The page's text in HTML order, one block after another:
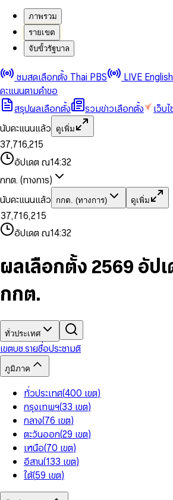
ภาพรวม
รายเขต
จับขั้วรัฐบาล
ชมสดเลือกตั้ง Thai PBS LIVE
คะแนนตามคำขอ
สรุปผลเลือกตั้ง
รวมข่าวเลือกตั้ง
เว็บ
นับคะแนนแล้ว
ดูเพิ่ม
0
1
2
3
4
5
6
8
9
0
1
2
3
4
5
6
7
8
9
,
0
1
2
4
6
7
8
9
0
1
2
3
4
5
6
7
8
9
0
1
3
5
6
7
8
9
,
1
2
4
5
7
8
9
0
1
3
4
6
7
8
9
0
2
3
4
5
7
8
อัปเดต ณ14:32
กกต. (ทางการ)
นับคะแนนแล้ว
กกต. (ทางการ) ดูเพิ่ม
0
1
2
3
4
5
7
8
0
1
2
4
5
6
7
8
9
,
0
1
2
4
6
7
8
9
0
1
2
3
5
6
8
9
0
1
3
5
6
7
8
,
1
2
4
6
7
9
0
1
3
5
6
9
0
2
3
4
5
7
9
อัปเดต ณ14:32
ผลเลือกตั้ง 2569 อัป
กกต.
ทั่วประเทศ
เขตบช.รายชื่อประชามติ
ภูมิภาค
ทั่วประเทศ(400 เขต)
กรุงเทพฯ(33 เขต)
กลาง(76 เขต)
ตะวันออก(29 เขต)
เหนือ(70 เขต)
อีสาน(133 เขต)
ใต้(59 เขต)